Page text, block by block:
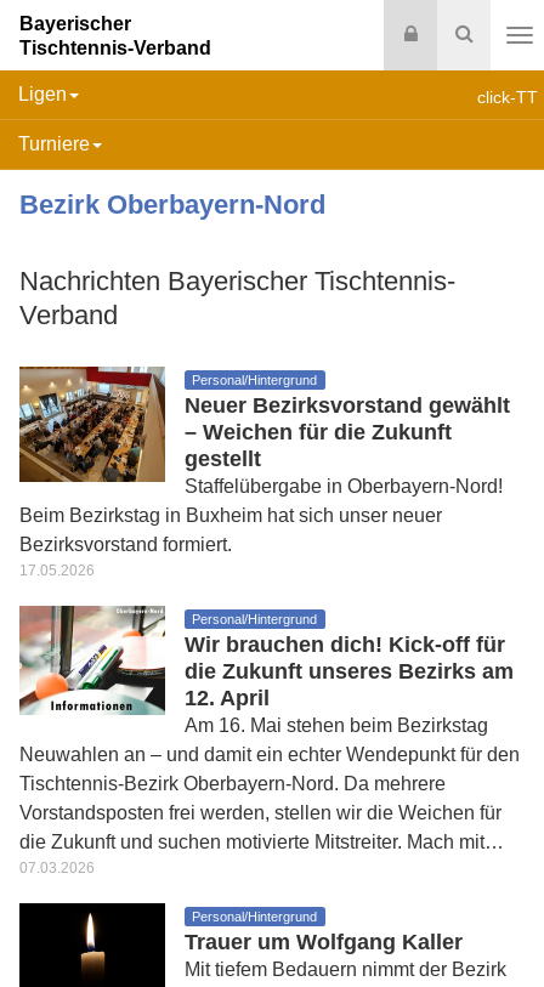
Suche
Login
Bayerischer
Tischtennis-Verband
click-TT
Ligen
Turniere
Bezirk Oberbayern-Nord
Nachrichten Bayerischer Tischtennis-
Verband
Personal/Hintergrund
Neuer Bezirksvorstand gewählt
– Weichen für die Zukunft
gestellt
Staffelübergabe in Oberbayern-Nord!
Beim Bezirkstag in Buxheim hat sich unser neuer
Bezirksvorstand formiert.
17.05.2026
Personal/Hintergrund
Wir brauchen dich! Kick-off für
die Zukunft unseres Bezirks am
12. April
Am 16. Mai stehen beim Bezirkstag
Neuwahlen an – und damit ein echter Wendepunkt für den
Tischtennis-Bezirk Oberbayern-Nord. Da mehrere
Vorstandsposten frei werden, stellen wir die Weichen für
die Zukunft und suchen motivierte Mitstreiter. Mach mit…
07.03.2026
Personal/Hintergrund
Trauer um Wolfgang Kaller
Mit tiefem Bedauern nimmt der Bezirk